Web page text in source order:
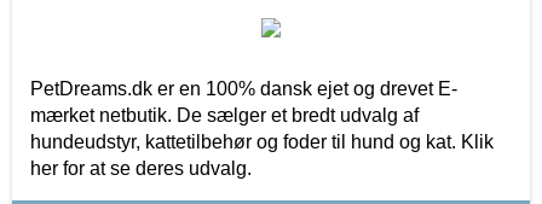
PetDreams.dk er en 100% dansk ejet og drevet E-
mærket netbutik. De sælger et bredt udvalg af
hundeudstyr, kattetilbehør og foder til hund og kat. Klik
her for at se deres udvalg.